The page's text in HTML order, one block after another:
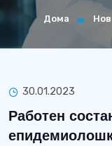
Дома
30.01.2023
Работен